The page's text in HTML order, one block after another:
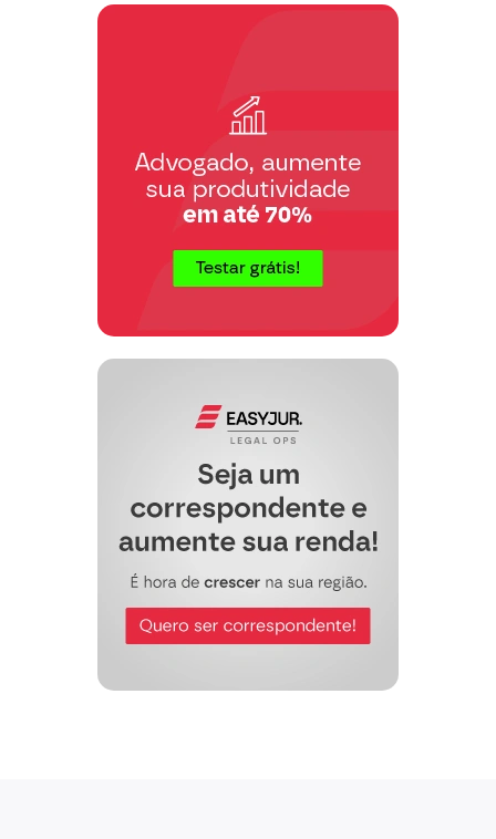
conhecido e desprovido. (TJRN; AI
07. Em arremate, o Autor pede seja
designada data para a realização de
audiência de instrução, com as
comunicações de estilo.
Pede deferimento.